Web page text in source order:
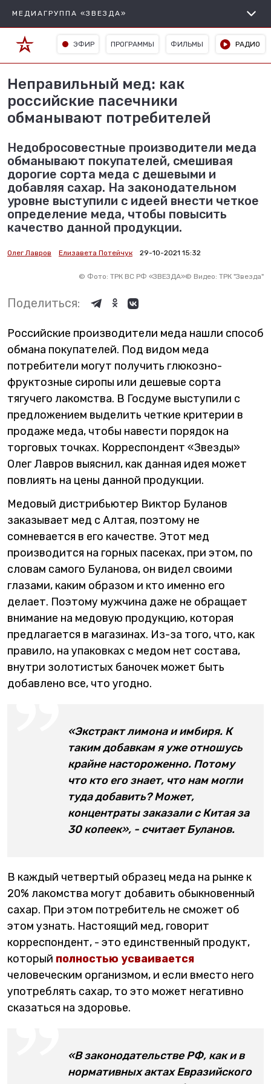
МЕДИАГРУППА «ЗВЕЗДА»
ЭФИР ПРОГРАММЫ ФИЛЬМЫ РАДИО
Неправильный мед: как
российские пасечники
обманывают потребителей
Недобросовестные производители меда
обманывают покупателей, смешивая
дорогие сорта меда с дешевыми и
добавляя сахар. На законодательном
уровне выступили с идеей внести четкое
определение меда, чтобы повысить
качество данной продукции.
Олег Лавров Елизавета Потейчук 29-10-2021 15:32
© Фото: ТРК ВС РФ «ЗВЕЗДА»© Видео: ТРК "Звезда"
Поделиться:
Российские производители меда нашли способ
обмана покупателей. Под видом меда
потребители могут получить глюкозно-
фруктозные сиропы или дешевые сорта
тягучего лакомства. В Госдуме выступили с
предложением выделить четкие критерии в
продаже меда, чтобы навести порядок на
торговых точках. Корреспондент «Звезды»
Олег Лавров выяснил, как данная идея может
повлиять на цены данной продукции.
Медовый дистрибьютер Виктор Буланов
заказывает мед с Алтая, поэтому не
сомневается в его качестве. Этот мед
производится на горных пасеках, при этом, по
словам самого Буланова, он видел своими
глазами, каким образом и кто именно его
делает. Поэтому мужчина даже не обращает
внимание на медовую продукцию, которая
предлагается в магазинах. Из-за того, что, как
правило, на упаковках с медом нет состава,
внутри золотистых баночек может быть
добавлено все, что угодно.
«Экстракт лимона и имбиря. К
таким добавкам я уже отношусь
крайне настороженно. Потому
что кто его знает, что нам могли
туда добавить? Может,
концентраты заказали с Китая за
30 копеек», - считает Буланов.
В каждый четвертый образец меда на рынке к
20% лакомства могут добавить обыкновенный
сахар. При этом потребитель не сможет об
этом узнать. Настоящий мед, говорит
корреспондент, - это единственный продукт,
который полностью усваивается
человеческим организмом, и если вместо него
употреблять сахар, то это может негативно
сказаться на здоровье.
«В законодательстве РФ, как и в
нормативных актах Евразийского